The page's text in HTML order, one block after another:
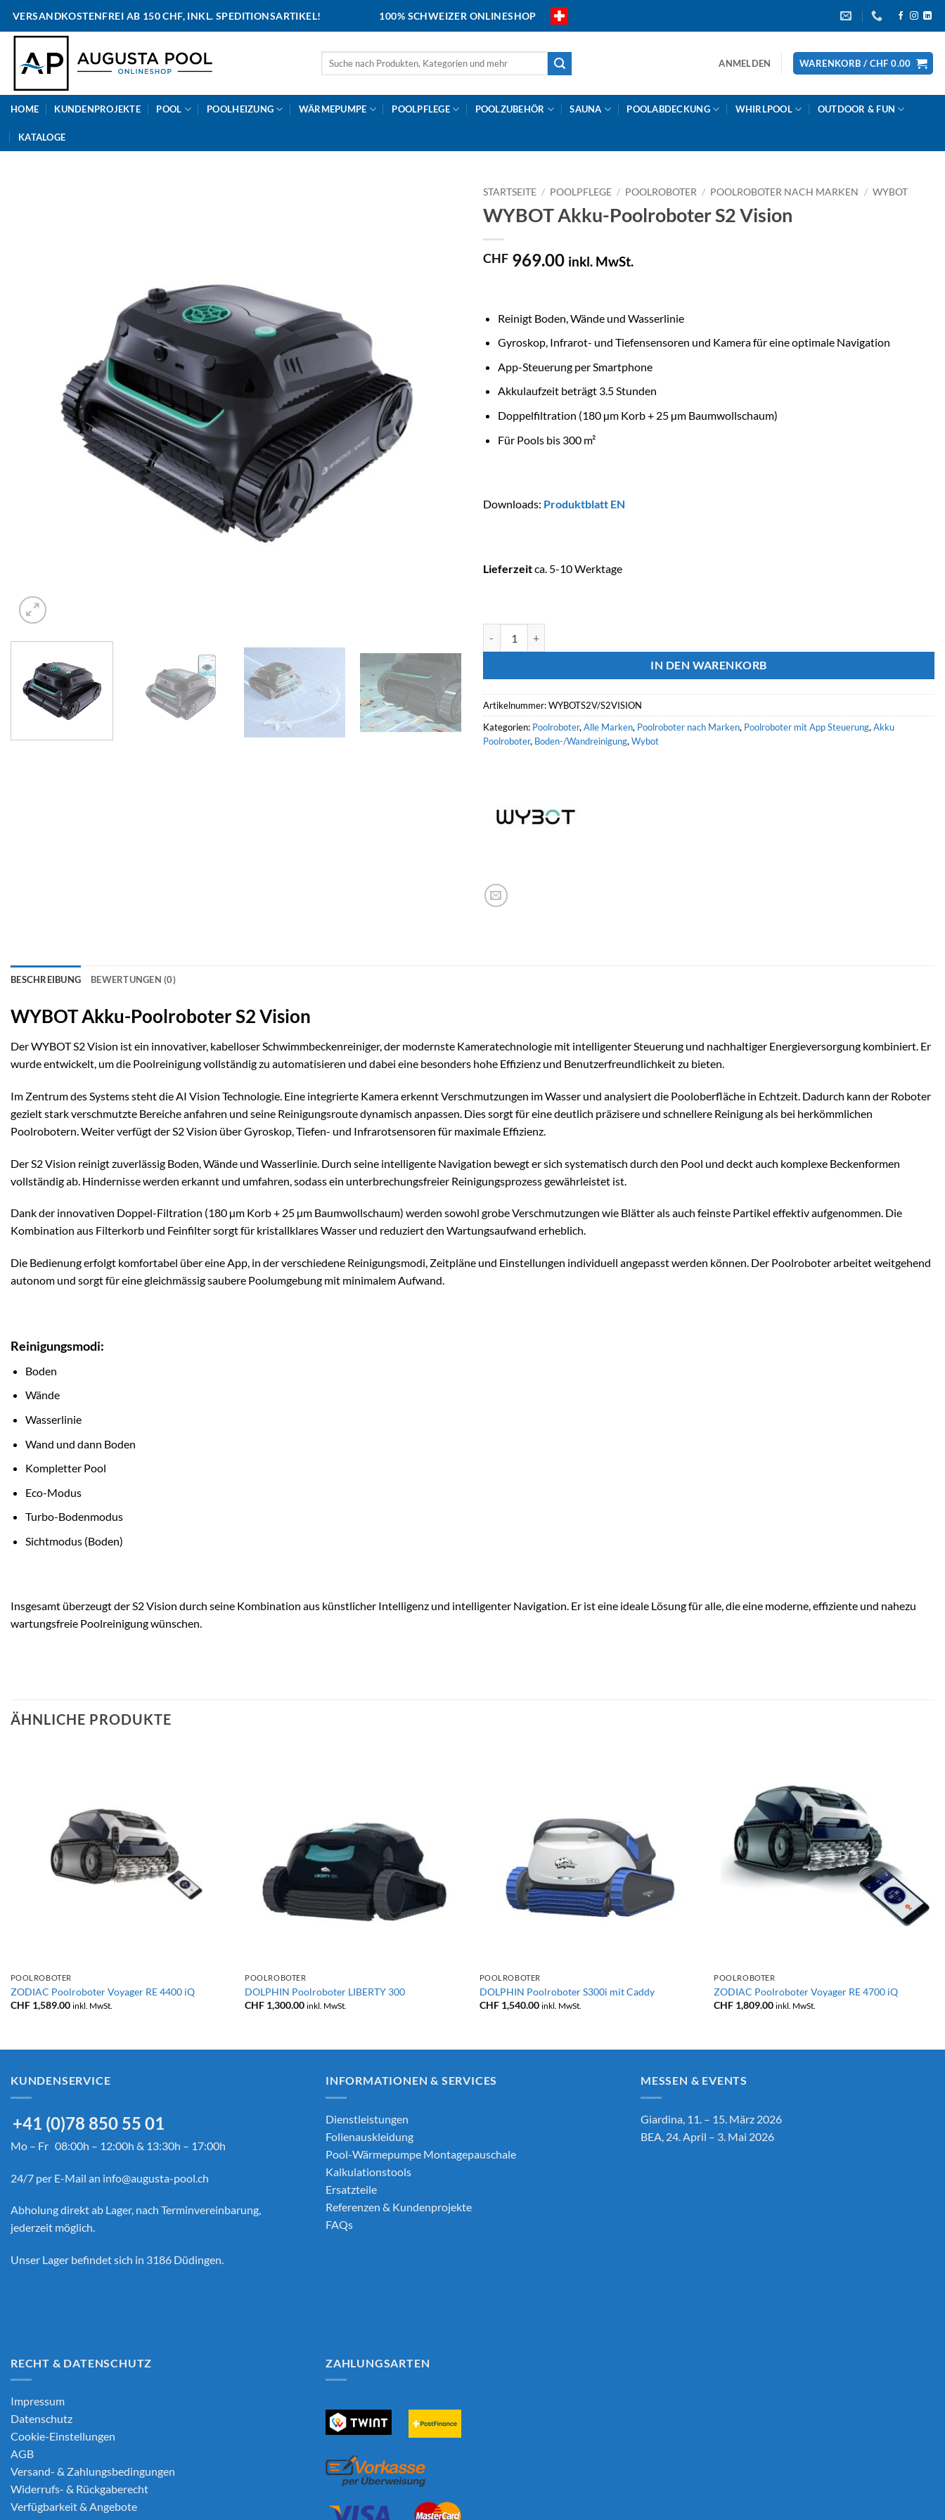
VERSANDKOSTENFREI AB 150 CHF, INKL. SPEDITIONSARTIKEL! 100% SCHWEIZER ONLINESHOP
Suche
ANMELDEN WARENKORB / CHF 0.00
HOME KUNDENPROJEKTE POOL POOLHEIZUNG WÄRMEPUMPE POOLPFLEGE POOLZUBEHÖR SAUNA POOLABDECKUNG WHIRLPOOL OUTDOOR & FUN
KATALOGE
STARTSEITE / POOLPFLEGE / POOLROBOTER / POOLROBOTER NACH MARKEN / WYBOT
WYBOT Akku-Poolroboter S2 Vision
CHF 969.00 inkl. MwSt.
Reinigt Boden, Wände und Wasserlinie
Gyroskop, Infrarot- und Tiefensensoren und Kamera für eine optimale Navigation
App-Steuerung per Smartphone
Akkulaufzeit beträgt 3.5 Stunden
Doppelfiltration (180 µm Korb + 25 µm Baumwollschaum)
Für Pools bis 300 m²
Downloads: Produktblatt EN
Lieferzeitca. 5-10 Werktage
IN DEN WARENKORB
Artikelnummer:WYBOTS2V/S2VISION
Kategorien: Poolroboter,Alle Marken, Poolroboter nach Marken, Poolroboter mit App Steuerung,Akku
Poolroboter, Boden-/Wandreinigung,Wybot
BESCHREIBUNG BEWERTUNGEN (0)
WYBOT Akku-Poolroboter S2 Vision
Der WYBOT S2 Vision ist ein innovativer, kabelloser Schwimmbeckenreiniger, der modernste Kameratechnologie mit intelligenter Steuerung und nachhaltiger Energieversorgung kombiniert. Er
wurde entwickelt, um die Poolreinigung vollständig zu automatisieren und dabei eine besonders hohe Effizienz und Benutzerfreundlichkeit zu bieten.
Im Zentrum des Systems steht die AI Vision Technologie. Eine integrierte Kamera erkennt Verschmutzungen im Wasser und analysiert die Pooloberfläche in Echtzeit. Dadurch kann der Roboter
gezielt stark verschmutzte Bereiche anfahren und seine Reinigungsroute dynamisch anpassen. Dies sorgt für eine deutlich präzisere und schnellere Reinigung als bei herkömmlichen
Poolrobotern. Weiter verfügt der S2 Vision über Gyroskop, Tiefen- und Infrarotsensoren für maximale Effizienz.
Der S2 Vision reinigt zuverlässig Boden, Wände und Wasserlinie. Durch seine intelligente Navigation bewegt er sich systematisch durch den Pool und deckt auch komplexe Beckenformen
vollständig ab. Hindernisse werden erkannt und umfahren, sodass ein unterbrechungsfreier Reinigungsprozess gewährleistet ist.
Dank der innovativen Doppel-Filtration (180 µm Korb + 25 µm Baumwollschaum) werden sowohl grobe Verschmutzungen wie Blätter als auch feinste Partikel effektiv aufgenommen. Die
Kombination aus Filterkorb und Feinfilter sorgt für kristallklares Wasser und reduziert den Wartungsaufwand erheblich.
Die Bedienung erfolgt komfortabel über eine App, in der verschiedene Reinigungsmodi, Zeitpläne und Einstellungen individuell angepasst werden können. Der Poolroboter arbeitet weitgehend
autonom und sorgt für eine gleichmässig saubere Poolumgebung mit minimalem Aufwand.
Reinigungsmodi:
Boden
Wände
Wasserlinie
Wand und dann Boden
Kompletter Pool
Eco-Modus
Turbo-Bodenmodus
Sichtmodus (Boden)
Insgesamt überzeugt der S2 Vision durch seine Kombination aus künstlicher Intelligenz und intelligenter Navigation. Er ist eine ideale Lösung für alle, die eine moderne, effiziente und nahezu
wartungsfreie Poolreinigung wünschen.
ÄHNLICHE PRODUKTE
POOLROBOTER
ZODIAC Poolroboter Voyager RE 4400 iQ
CHF1,589.00 inkl. MwSt.
POOLROBOTER
DOLPHIN Poolroboter LIBERTY 300
CHF 1,300.00 inkl. MwSt.
POOLROBOTER
DOLPHIN Poolroboter S300i mit Caddy
CHF1,540.00 inkl. MwSt.
POOLROBOTER
ZODIAC Poolroboter Voyager RE 4700 iQ
CHF 1,809.00 inkl. MwSt.
KUNDENSERVICE
+41 (0)78 850 55 01
Mo – Fr 08:00h – 12:00h & 13:30h – 17:00h
24/7 per E-Mail an info@augusta-pool.ch
Abholung direkt ab Lager, nach Terminvereinbarung,
jederzeit möglich.
Unser Lager befindet sich in 3186 Düdingen.
INFORMATIONEN & SERVICES
Dienstleistungen
Folienauskleidung
Pool-Wärmepumpe Montagepauschale
Kalkulationstools
Ersatzteile
Referenzen & Kundenprojekte
FAQs
MESSEN & EVENTS
Giardina, 11. – 15. März 2026
BEA, 24. April – 3. Mai 2026
RECHT & DATENSCHUTZ
Impressum
Datenschutz
Cookie-Einstellungen
AGB
Versand- & Zahlungsbedingungen
Widerrufs- & Rückgaberecht
Verfügbarkeit & Angebote
ZAHLUNGSARTEN